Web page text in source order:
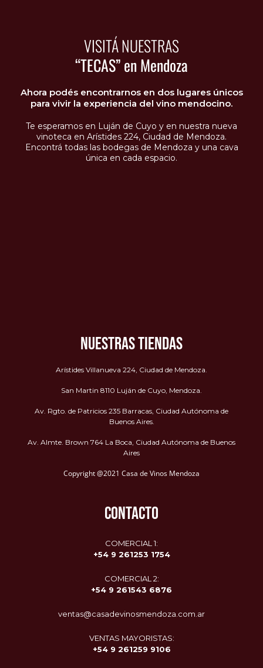
VISITÁ NUESTRAS
“TECAS” en Mendoza
Ahora podés encontrarnos en dos lugares únicos
para vivir la experiencia del vino mendocino.
Te esperamos en Luján de Cuyo y en nuestra nueva
vinoteca en Arístides 224, Ciudad de Mendoza.
Encontrá todas las bodegas de Mendoza y una cava
única en cada espacio.
NUESTRAS TIENDAS
Arístides Villanueva 224, Ciudad de Mendoza.
San Martin 8110 Luján de Cuyo, Mendoza.
Av. Rgto. de Patricios 235 Barracas, Ciudad Autónoma de
Buenos Aires.
Av. Almte. Brown 764 La Boca, Ciudad Autónoma de Buenos
Aires
Copyright @2021 Casa de Vinos Mendoza
CONTACTO
COMERCIAL 1:
+54 9 261253 1754
COMERCIAL 2:
+54 9 261543 6876
ventas@casadevinosmendoza.com.ar
VENTAS MAYORISTAS:
+54 9 261259 9106